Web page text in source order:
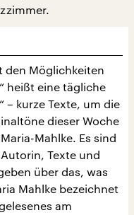
den Möglichkeiten
heißt eine tägliche
– kurze Texte, um die
dieser Woche
Mahlke. Es sind
Texte und
über das, was
Mahlke bezeichnet
am